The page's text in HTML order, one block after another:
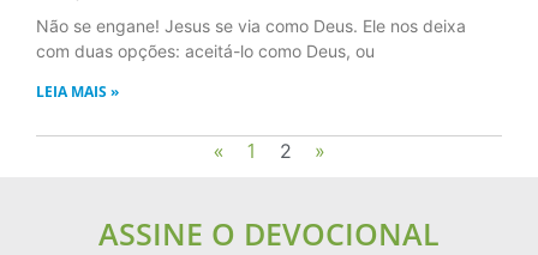
Não se engane! Jesus se via como Deus. Ele nos deixa
com duas opções: aceitá-lo como Deus, ou
LEIA MAIS »
« 1 2 »
ASSINE O DEVOCIONAL